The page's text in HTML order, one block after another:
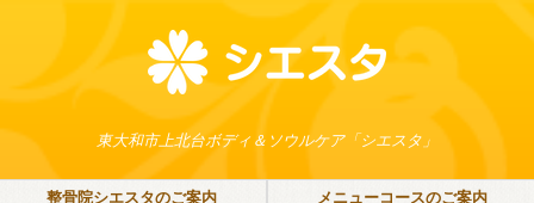
東大和市上北台ボディ＆ソウルケア「シエスタ」
整骨院シエスタのご案内
メニューコースのご案内